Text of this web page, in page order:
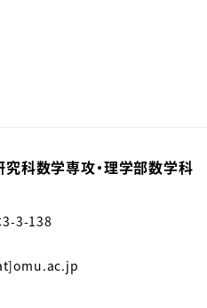
科数学専攻・理学部数学科
3-3-138